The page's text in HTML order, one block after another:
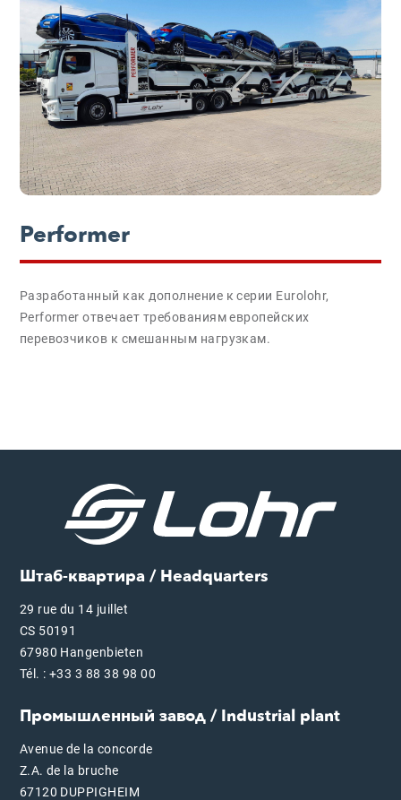
Performer
Разработанный как дополнение к серии Eurolohr,
Performer отвечает требованиям европейских
перевозчиков к смешанным нагрузкам.
Штаб-квартира / Headquarters
29 rue du 14 juillet
CS 50191
67980 Hangenbieten
Tél. : +33 3 88 38 98 00
Промышленный завод / Industrial plant
Avenue de la concorde
Z.A. de la bruche
67120 DUPPIGHEIM